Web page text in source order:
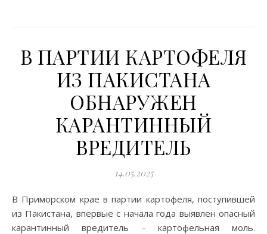
В ПАРТИИ КАРТОФЕЛЯ
ИЗ ПАКИСТАНА
ОБНАРУЖЕН
КАРАНТИННЫЙ
ВРЕДИТЕЛЬ
14.05.2025
В Приморском крае в партии картофеля, поступившей
из Пакистана, впервые с начала года выявлен опасный
карантинный вредитель – картофельная моль.